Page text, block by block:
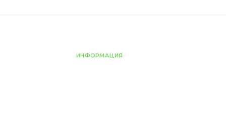
ИНФОРМАЦИЯ